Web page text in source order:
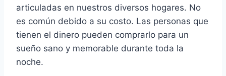
articuladas en nuestros diversos hogares. No
es común debido a su costo. Las personas que
tienen el dinero pueden comprarlo para un
sueño sano y memorable durante toda la
noche.